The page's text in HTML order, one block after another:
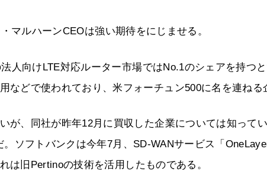
マルハーンCEOは強い期待をにじませる。
人向けLTE対応ルーター市場ではNo.1のシェアを持つ
などで使われており、米フォーチュン500に名を連ねる
が、同社が昨年12月に買収した企業については知って
ソフトバンクは今年7月、SD-WANサービス「
は旧Pertinoの技術を活用したものである。